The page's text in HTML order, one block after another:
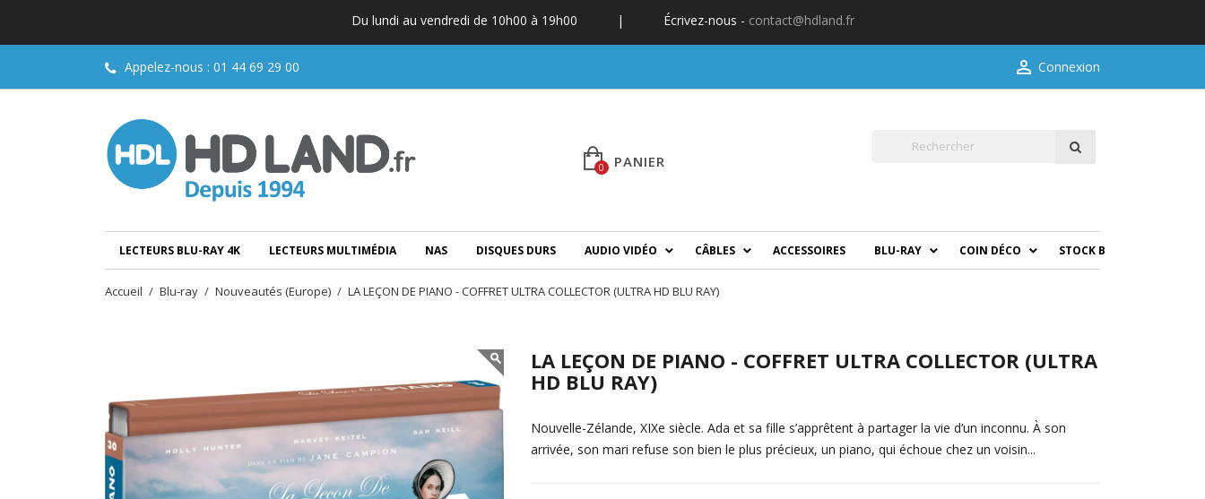
Du lundi au vendredi de 10h00 à 19h00 | Écrivez-nous - contact@hdland.fr
Appelez-nous : 01 44 69 29 00  Connexion
PANIER
0
LECTEURS BLU-RAY 4K LECTEURS MULTIMÉDIA NAS DISQUES DURS AUDIO VIDÉO CÂBLES ACCESSOIRES BLU-RAY COIN DÉCO STOCK B
Accueil Blu-ray Nouveautés (Europe) LA LEÇON DE PIANO - COFFRET ULTRA COLLECTOR (ULTRA HD BLU RAY)
LA LEÇON DE PIANO - COFFRET ULTRA COLLECTOR (ULTRA
HD BLU RAY)
Nouvelle-Zélande, XIXe siècle. Ada et sa fille s’apprêtent à partager la vie d’un inconnu. À son
arrivée, son mari refuse son bien le plus précieux, un piano, qui échoue chez un voisin...